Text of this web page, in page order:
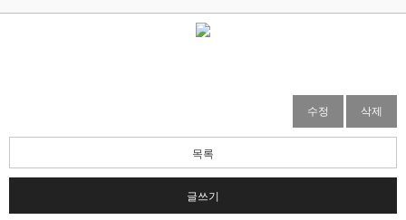
수정 삭제
목록
글쓰기